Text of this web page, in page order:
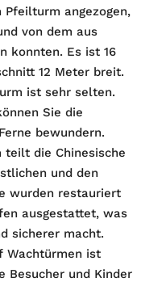
Pfeilturm angezogen,
von dem aus
konnten. Es ist 16
12 Meter breit.
ist sehr selten.
Sie die
bewundern.
teilt die Chinesische
und den
wurden restauriert
ausgestattet, was
sicherer macht.
Wachtürmen ist
Besucher und Kinder